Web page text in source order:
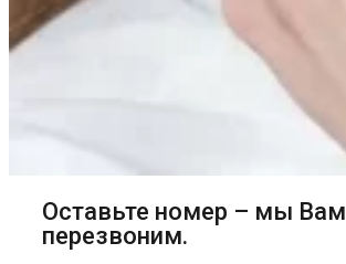
Оставьте номер – мы Вам
перезвоним.